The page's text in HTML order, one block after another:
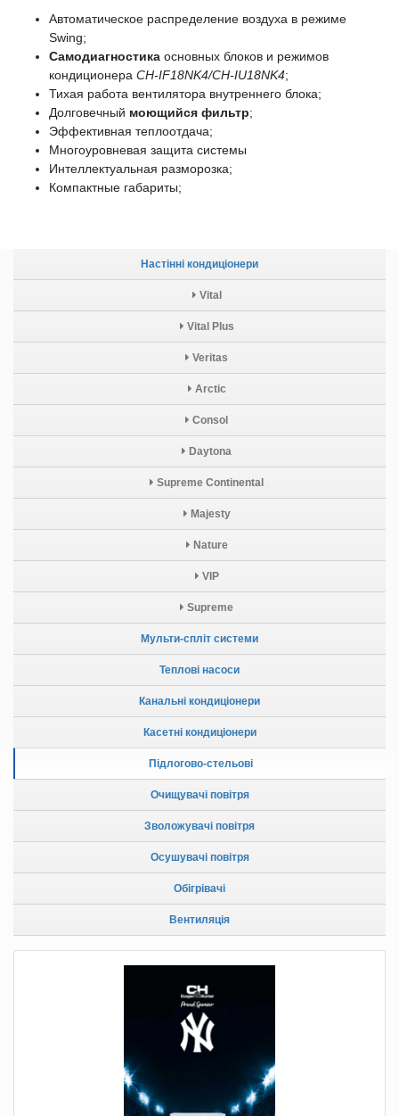
Настінні кондиціонери
Vital
Vital Plus
Veritas
Arctic
Consol
Daytona
Supreme Continental
Majesty
Nature
VIP
Supreme
Мульти-спліт системи
Теплові насоси
Канальні кондиціонери
Касетні кондиціонери
Підлогово-стельові
Очищувачі повітря
Зволожувачі повітря
Осушувачі повітря
Обігрівачі
Вентиляція
Автоматическое распределение воздуха в режиме
Swing;
Самодиагностика основных блоков и режимов
кондиционера CH-IF18NK4/CH-IU18NK4;
Тихая работа вентилятора внутреннего блока;
Долговечный моющийся фильтр;
Эффективная теплоотдача;
Многоуровневая защита системы
Интеллектуальная разморозка;
Компактные габариты;